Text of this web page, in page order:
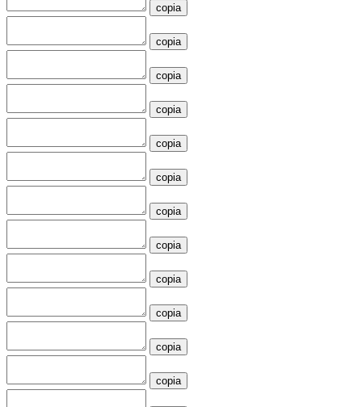
copia
copia
copia
copia
copia
copia
copia
copia
copia
copia
copia
copia